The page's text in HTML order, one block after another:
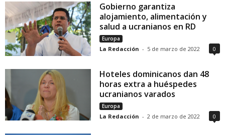
Gobierno garantiza
alojamiento, alimentación y
salud a ucranianos en RD
Europa
La Redacción - 5 de marzo de 2022 0
Hoteles dominicanos dan 48
horas extra a huéspedes
ucranianos varados
Europa
La Redacción - 2 de marzo de 2022 0